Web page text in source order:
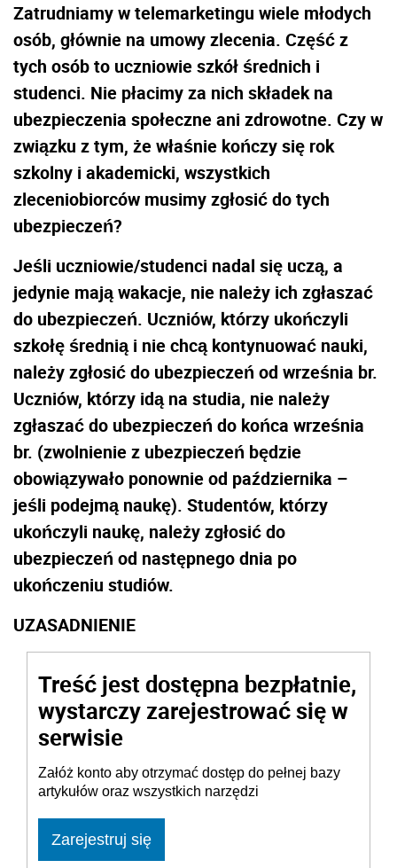
Zatrudniamy w telemarketingu wiele młodych
osób, głównie na umowy zlecenia. Część z
tych osób to uczniowie szkół średnich i
studenci. Nie płacimy za nich składek na
ubezpieczenia społeczne ani zdrowotne. Czy w
związku z tym, że właśnie kończy się rok
szkolny i akademicki, wszystkich
zleceniobiorców musimy zgłosić do tych
ubezpieczeń?
Jeśli uczniowie/studenci nadal się uczą, a
jedynie mają wakacje, nie należy ich zgłaszać
do ubezpieczeń. Uczniów, którzy ukończyli
szkołę średnią i nie chcą kontynuować nauki,
należy zgłosić do ubezpieczeń od września br.
Uczniów, którzy idą na studia, nie należy
zgłaszać do ubezpieczeń do końca września
br. (zwolnienie z ubezpieczeń będzie
obowiązywało ponownie od października –
jeśli podejmą naukę). Studentów, którzy
ukończyli naukę, należy zgłosić do
ubezpieczeń od następnego dnia po
ukończeniu studiów.
UZASADNIENIE
Treść jest dostępna bezpłatnie,
wystarczy zarejestrować się w
serwisie
Załóż konto aby otrzymać dostęp do pełnej bazy
artykułów oraz wszystkich narzędzi
Zarejestruj się